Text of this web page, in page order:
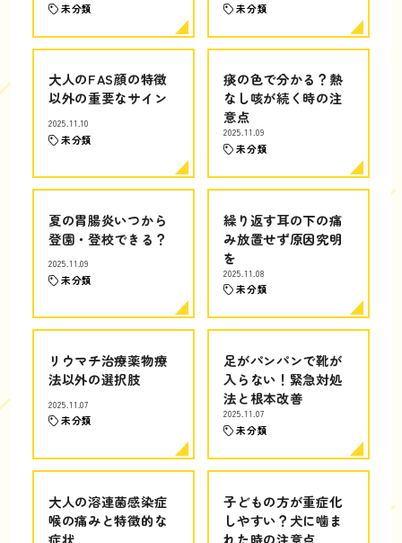
未分類 未分類
大人のFAS顔の特徴
以外の重要なサイン
2025.11.10
未分類
痰の色で分かる？熱
なし咳が続く時の注
意点
2025.11.09
未分類
夏の胃腸炎いつから
登園・登校できる？
2025.11.09
未分類
繰り返す耳の下の痛
み放置せず原因究明
を
2025.11.08
未分類
リウマチ治療薬物療
法以外の選択肢
2025.11.07
未分類
足がパンパンで靴が
入らない！緊急対処
法と根本改善
2025.11.07
未分類
大人の溶連菌感染症
喉の痛みと特徴的な
症状
子どもの方が重症化
しやすい？犬に噛ま
れた時の注意点